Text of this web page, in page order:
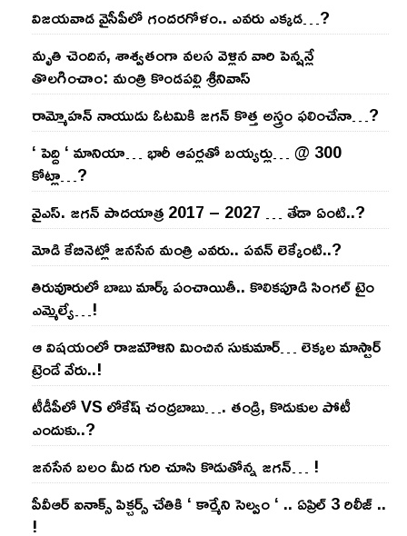
విజ‌య‌వాడ వైసీపీలో గంద‌ర‌గోళం.. ఎవ‌రు ఎక్క‌డ‌…?
మృతి చెందిన, శాశ్వతంగా వలస వెళ్లిన వారి పెన్ష‌న్లే
తొల‌గించాం: మంత్రి కొండపల్లి శ్రీనివాస్
రామ్మోహ‌న్ నాయుడు ఓట‌మికి జ‌గ‌న్ కొత్త అస్త్రం ఫ‌లించేనా…?
‘ పెద్ది ‘ మానియా… భారీ ఆప‌ర్ల‌తో బ‌య్య‌ర్లు… @ 300
కోట్లా…?
వైఎస్‌. జ‌గ‌న్ పాద‌యాత్ర 2017 – 2027 … తేడా ఏంటి..?
మోడి కేబినెట్లో జ‌నసేన మంత్రి ఎవ‌రు.. ప‌వ‌న్ లెక్కేంటి..?
తిరువూరులో బాబు మార్క్ పంచాయితీ.. కొలిక‌పూడి సింగ‌ల్ టైం
ఎమ్మెల్యే…!
ఆ విష‌యంలో రాజ‌మౌళిని మించిన సుకుమార్‌… లెక్క‌ల మాస్టార్
ట్రెండే వేరు..!
టీడీపీలో VS లోకేష్ చంద్ర‌బాబు…. తండ్రి, కొడుకుల పోటీ
ఎందుకు..?
జ‌న‌సేన బ‌లం మీద గురి చూసి కొడుతోన్న జ‌గ‌న్‌… !
పీవీఆర్ ఐనాక్స్ పిక్చర్స్ చేతికి ‘ కార్మేని సెల్వం ‘ .. ఏప్రిల్ 3 రిలీజ్ ..
!